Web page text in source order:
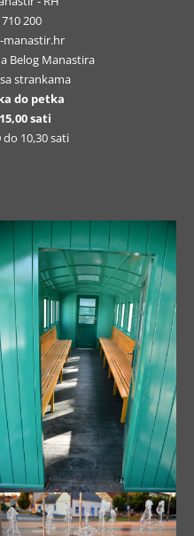
200
manastir.hr
Belog Manastira
strankama
do petka
sati
do 10,30 sati